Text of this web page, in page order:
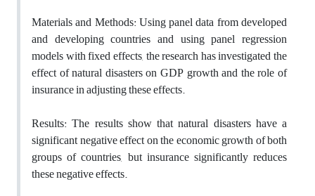
Materials and Methods: Using panel data from developed
and developing countries and using panel regression
models with fixed effects, the research has investigated the
effect of natural disasters on GDP growth and the role of
insurance in adjusting these effects.
Results: The results show that natural disasters have a
significant negative effect on the economic growth of both
groups of countries, but insurance significantly reduces
these negative effects.